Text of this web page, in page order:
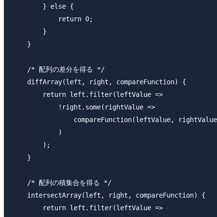
        } else {
            return 0;
        }
    }
    /* 配列の差分を得る */
    diffArray(left, right, compareFunction) {
        return left.filter(leftValue =>
            !right.some(rightValue =>
compareFunction(leftValue,
            )
        );
    }
    /* 配列の積集合を得る */
    intersectArray(left, right, compareFunction) {
        return left.filter(leftValue =>